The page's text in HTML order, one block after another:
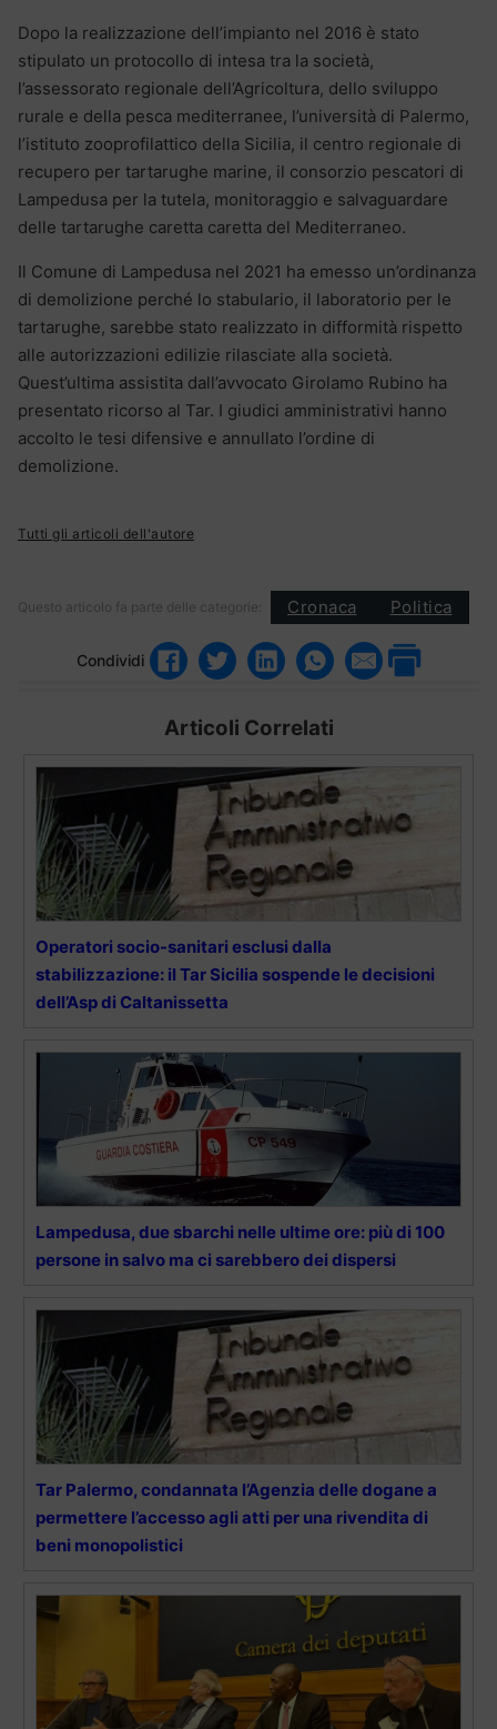
Dopo la realizzazione dell’impianto nel 2016 è stato
stipulato un protocollo di intesa tra la società,
l’assessorato regionale dell’Agricoltura, dello sviluppo
rurale e della pesca mediterranee, l’università di Palermo,
l’istituto zooprofilattico della Sicilia, il centro regionale di
recupero per tartarughe marine, il consorzio pescatori di
Lampedusa per la tutela, monitoraggio e salvaguardare
delle tartarughe caretta caretta del Mediterraneo.
Il Comune di Lampedusa nel 2021 ha emesso un’ordinanza
di demolizione perché lo stabulario, il laboratorio per le
tartarughe, sarebbe stato realizzato in difformità rispetto
alle autorizzazioni edilizie rilasciate alla società.
Quest’ultima assistita dall’avvocato Girolamo Rubino ha
presentato ricorso al Tar. I giudici amministrativi hanno
accolto le tesi difensive e annullato l’ordine di
demolizione.
Tutti gli articoli dell'autore
Questo articolo fa parte delle categorie: Cronaca Politica
Condividi
Articoli Correlati
Operatori socio-sanitari esclusi dalla
stabilizzazione: il Tar Sicilia sospende le decisioni
dell’Asp di Caltanissetta
Lampedusa, due sbarchi nelle ultime ore: più di 100
persone in salvo ma ci sarebbero dei dispersi
Tar Palermo, condannata l’Agenzia delle dogane a
permettere l’accesso agli atti per una rivendita di
beni monopolistici